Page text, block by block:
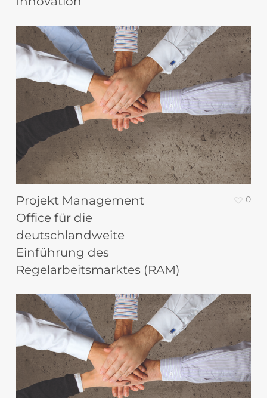
Projekt Management
Office für die
deutschlandweite
Einführung des
Regelarbeitsmarktes (RAM)
0